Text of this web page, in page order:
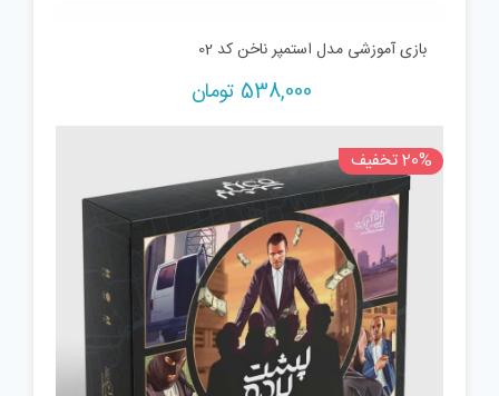
بازی آموزشی مدل استمپر ناخن کد 02
538,000 تومان
20% تخفیف